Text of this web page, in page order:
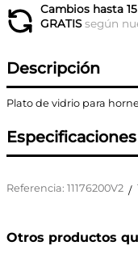
Cambios hasta
GRATISsegún
Descripción
Plato de vidrio para
Referencia: 11176200V2 /
Otros productos